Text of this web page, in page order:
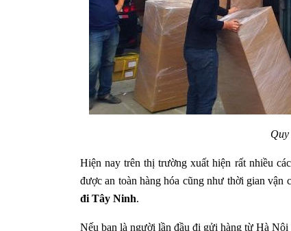
Hiện nay trên thị trường xuất hiện rất nhiều
được an toàn hàng hóa cũng như thời gian
đi Tây Ninh.
Nếu bạn là người lần đầu đi gửi hàng từ Hà